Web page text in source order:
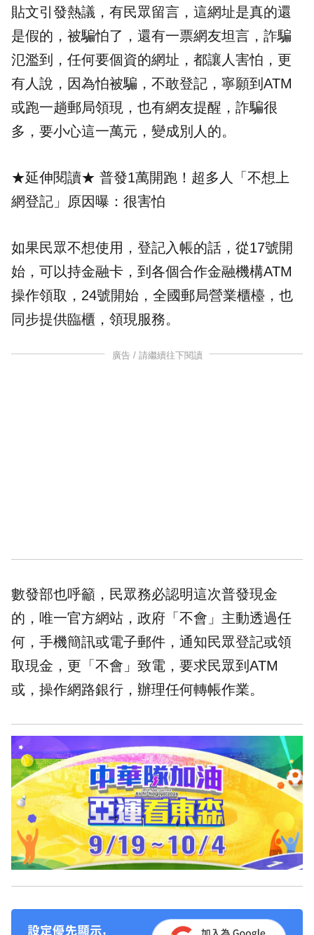
貼文引發熱議，有民眾留言，這網址是真的還
是假的，被騙怕了，還有一票網友坦言，詐騙
氾濫到，任何要個資的網址，都讓人害怕，更
有人說，因為怕被騙，不敢登記，寧願到ATM
或跑一趟郵局領現，也有網友提醒，詐騙很
多，要小心這一萬元，變成別人的。
★延伸閱讀★ 普發1萬開跑！超多人「不想上
網登記」原因曝：很害怕
如果民眾不想使用，登記入帳的話，從17號開
始，可以持金融卡，到各個合作金融機構ATM
操作領取，24號開始，全國郵局營業櫃檯，也
同步提供臨櫃，領現服務。
廣告 / 請繼續往下閱讀
數發部也呼籲，民眾務必認明這次普發現金
的，唯一官方網站，政府「不會」主動透過任
何，手機簡訊或電子郵件，通知民眾登記或領
取現金，更「不會」致電，要求民眾到ATM
或，操作網路銀行，辦理任何轉帳作業。